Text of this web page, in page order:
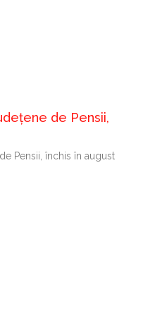
de Pensii,
Pensii, închis în august